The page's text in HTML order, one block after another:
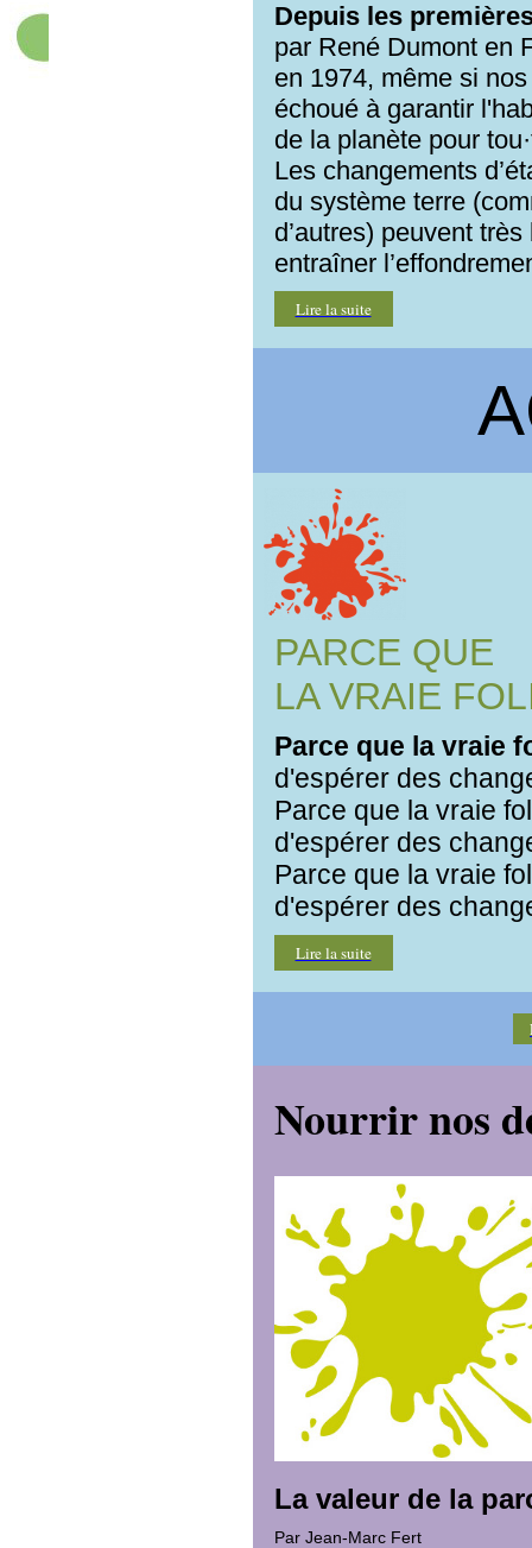
Depuis les
par René Dumont en
en 1974, même si
échoué à garantir
de la planète pour
Les changements
du système terre
d’autres) peuvent très
entraîner
Lire la suite
PARCE QUE
LA VRAIE
Parce que la vraie
d'espérer des
Parce que la vraie
d'espérer des
Parce que la vraie
d'espérer des
Lire la suite
Nourrir nos
La valeur de la
Par Jean-Marc Fert